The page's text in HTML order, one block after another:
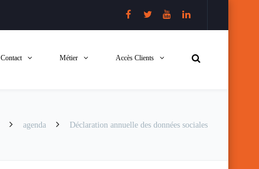
Contact Métier Accès Clients
agenda Déclaration annuelle des données sociales